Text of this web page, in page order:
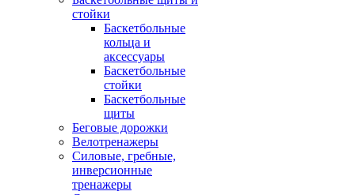
стойки
Баскетбольные
кольца и
аксессуары
Баскетбольные
стойки
Баскетбольные
щиты
Беговые дорожки
Велотренажеры
Силовые, гребные,
инверсионные
тренажеры